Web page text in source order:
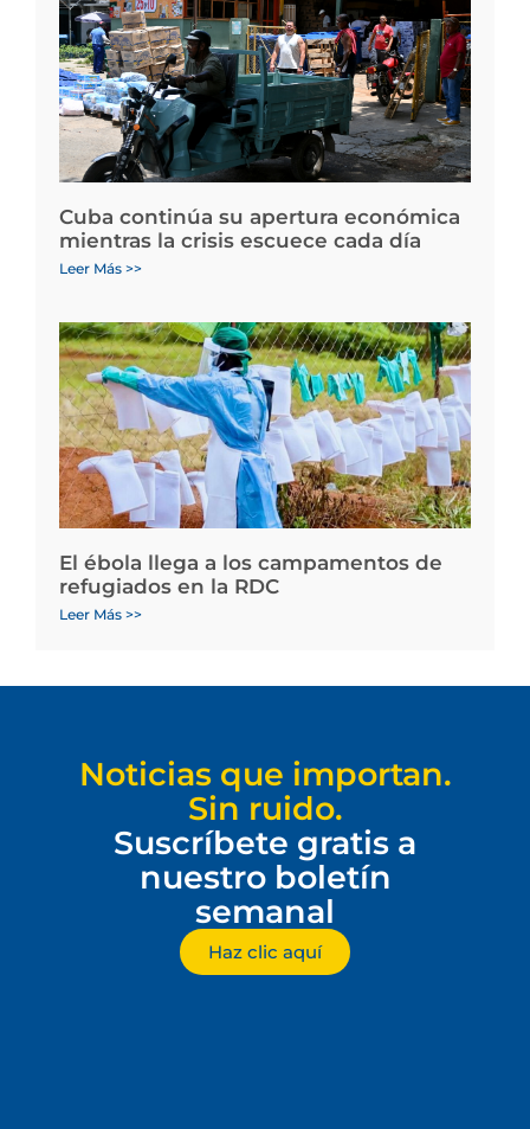
Cuba continúa su apertura económica
mientras la crisis escuece cada día
Leer Más >>
El ébola llega a los campamentos de
refugiados en la RDC
Leer Más >>
Noticias que importan.
Sin ruido.
Suscríbete gratis a
nuestro boletín
semanal
Haz clic aquí